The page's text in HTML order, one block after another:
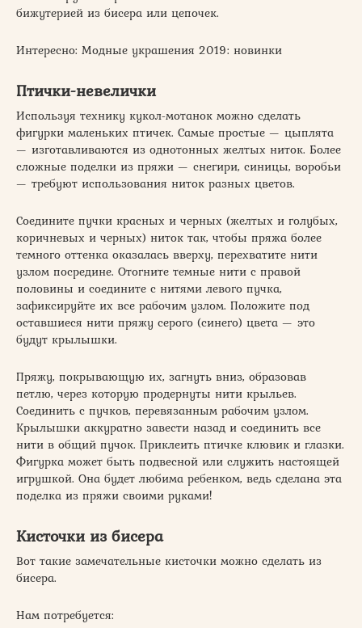
бижутерией из бисера или цепочек.
Интересно: Модные украшения 2019: новинки
Птички-невелички
Используя технику кукол-мотанок можно сделать
фигурки маленьких птичек. Самые простые — цыплята
— изготавливаются из однотонных желтых ниток. Более
сложные поделки из пряжи — снегири, синицы, воробьи
— требуют использования ниток разных цветов.
Соедините пучки красных и черных (желтых и голубых,
коричневых и черных) ниток так, чтобы пряжа более
темного оттенка оказалась вверху, перехватите нити
узлом посредине. Отогните темные нити с правой
половины и соедините с нитями левого пучка,
зафиксируйте их все рабочим узлом. Положите под
оставшиеся нити пряжу серого (синего) цвета — это
будут крылышки.
Пряжу, покрывающую их, загнуть вниз, образовав
петлю, через которую продернуты нити крыльев.
Соединить с пучков, перевязанным рабочим узлом.
Крылышки аккуратно завести назад и соединить все
нити в общий пучок. Приклеить птичке клювик и глазки.
Фигурка может быть подвесной или служить настоящей
игрушкой. Она будет любима ребенком, ведь сделана эта
поделка из пряжи своими руками!
Кисточки из бисера
Вот такие замечательные кисточки можно сделать из
бисера.
Нам потребуется: